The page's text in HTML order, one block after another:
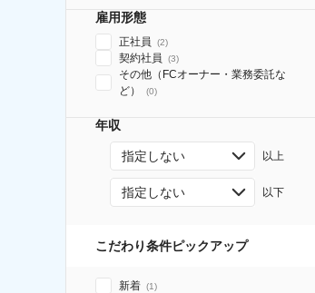
雇用形態
正社員 (2)
契約社員 (3)
その他（FCオーナー・業務委託な
ど）
(0)
年収
指定しない 以上
指定しない 以下
こだわり条件ピックアップ
新着 (1)